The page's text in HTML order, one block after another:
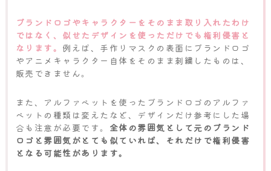
ブランドロゴやキャラクターをそのまま取り入れたわけ
ではなく、似せたデザインを使っただけでも権利侵害と
なります。 例えば、手作りマスクの表面にブランドロゴ
やアニメキャラクター自体をそのまま刺繍したものは、
販売できません。
また、アルファベットを使ったブランドロゴのアルファ
ベットの種類は変えたなど、デザインだけ参考にした場
合も注意が必要です。 全体の雰囲気として元のブランド
ロゴと雰囲気がとても似ていれば、それだけで権利侵害
となる可能性があります。